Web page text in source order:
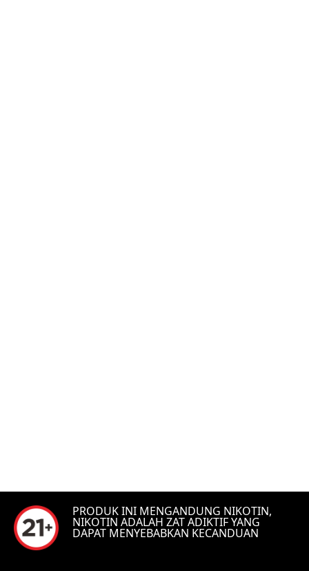
PRODUK INI MENGANDUNG NIKOTIN,
NIKOTIN ADALAH ZAT ADIKTIF YANG
DAPAT MENYEBABKAN KECANDUAN